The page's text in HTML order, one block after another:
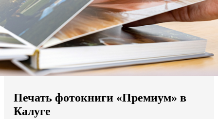
Мы доставляем по всему миру
Продолжить без города
Печать фотокниги «Премиум» в
Калуге